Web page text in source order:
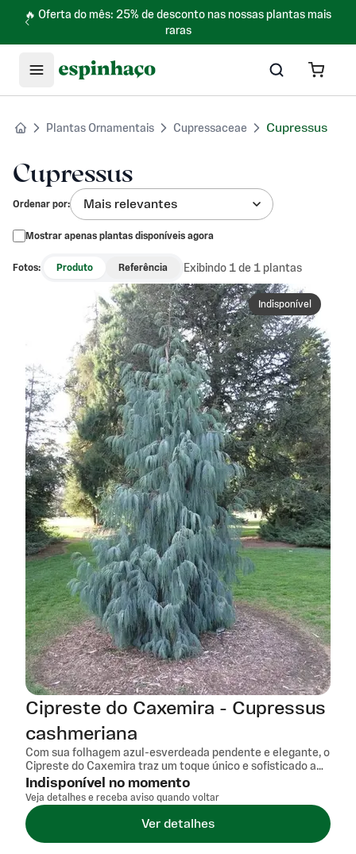
🔥 Oferta do mês: 25% de desconto nas nossas plantas mais
raras
Plantas Ornamentais Cupressaceae Cupressus
Cupressus
Ordenar por: Mais relevantes
Mostrar apenas plantas disponíveis agora
Fotos: Produto Referência Exibindo 1 de 1 plantas
Indisponível
Cipreste do Caxemira - Cupressus
cashmeriana
Com sua folhagem azul-esverdeada pendente e elegante, o
Cipreste do Caxemira traz um toque único e sofisticado a
qualquer jardim ou espaço verde. Sua forma cônica alta e
os galhos que se curvam delicadamente conferem um
visual ornamental que se destaca entre as coníferas. Ideal
para quem busca uma árvore de grande porte com
presença marcante, essa espécie adapta-se bem a climas
amenos e solos bem drenados, oferecendo facilidade de
Indisponível no momento
Veja detalhes e receba aviso quando voltar
Ver detalhes